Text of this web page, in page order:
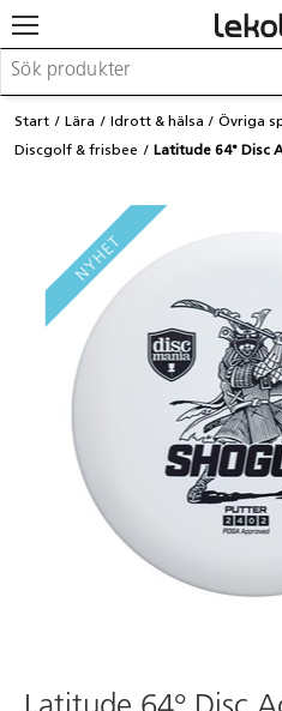
Möbler & inredning
Lekplatsutrustning & utemiljö
Barnvagnar & småbarnsartiklar
Skolförbrukning &
Logga in / Registrera dig
Hitta din säljare
Kontakta Lekolar
Start Lära Idrott & hälsa
Övriga
Discgolf & frisbee
Latitude 64° Disc